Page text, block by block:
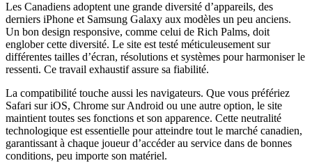
Les Canadiens adoptent une grande diversité d’appareils, des
derniers iPhone et Samsung Galaxy aux modèles un peu anciens.
Un bon design responsive, comme celui de Rich Palms, doit
englober cette diversité. Le site est testé méticuleusement sur
différentes tailles d’écran, résolutions et systèmes pour harmoniser le
ressenti. Ce travail exhaustif assure sa fiabilité.
La compatibilité touche aussi les navigateurs. Que vous préfériez
Safari sur iOS, Chrome sur Android ou une autre option, le site
maintient toutes ses fonctions et son apparence. Cette neutralité
technologique est essentielle pour atteindre tout le marché canadien,
garantissant à chaque joueur d’accéder au service dans de bonnes
conditions, peu importe son matériel.